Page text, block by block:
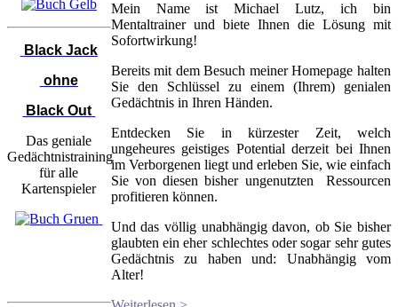
Mein Name ist Michael Lutz, ich bin
Mentaltrainer und biete Ihnen die Lösung mit
Sofortwirkung!
Bereits mit dem Besuch meiner Homepage halten
Sie den Schlüssel zu einem (Ihrem) genialen
Gedächtnis in Ihren Händen.
Entdecken Sie in kürzester Zeit, welch
ungeheures geistiges Potential derzeit bei Ihnen
im Verborgenen liegt und erleben Sie, wie einfach
Sie von diesen bisher ungenutzten Ressourcen
profitieren können.
Und das völlig unabhängig davon, ob Sie bisher
glaubten ein eher schlechtes oder sogar sehr gutes
Gedächtnis zu haben und: Unabhängig vom
Alter!
Black Jack
ohne
Black Out
Das geniale
Gedächtnistraining
für alle
Kartenspieler